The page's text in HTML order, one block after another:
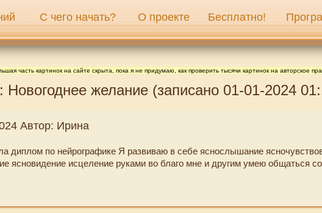
С чего начать? О проекте Бесплатно!
часть картинок на сайте скрыта, пока я не придумаю, как проверить тысячи картинок на авторское
Новогоднее желание (записано 01-01-2024
Автор: Ирина
диплом по нейрографике Я развиваю в себе яснослышание
ясновидение исцеление руками во благо мне и другим умею общаться